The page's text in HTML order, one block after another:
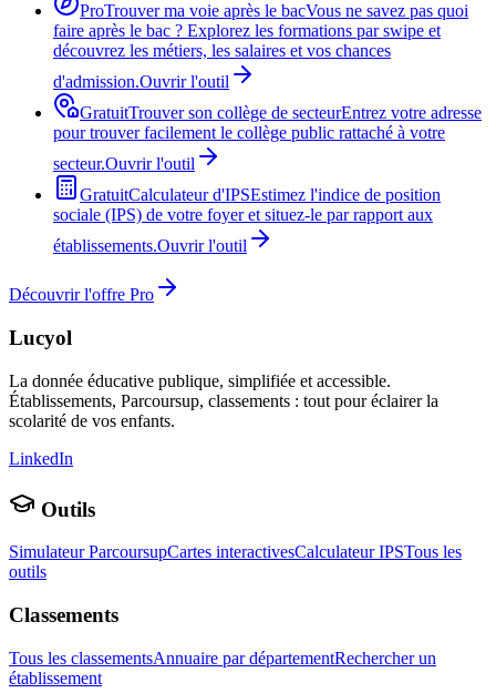
ProTrouver ma voie après le bacVous ne savez pas quoi
faire après le bac ? Explorez les formations par swipe et
découvrez les métiers, les salaires et vos chances
d'admission.Ouvrir l'outil
GratuitTrouver son collège de secteurEntrez votre adresse
pour trouver facilement le collège public rattaché à votre
secteur.Ouvrir l'outil
GratuitCalculateur d'IPSEstimez l'indice de position
sociale (IPS) de votre foyer et situez-le par rapport aux
établissements.Ouvrir l'outil
Découvrir l'offre Pro
Lucyol
La donnée éducative publique, simplifiée et accessible.
Établissements, Parcoursup, classements : tout pour éclairer la
scolarité de vos enfants.
LinkedIn
Outils
Simulateur ParcoursupCartes interactivesCalculateur IPSTous les
outils
Classements
Tous les classementsAnnuaire par départementRechercher un
établissement